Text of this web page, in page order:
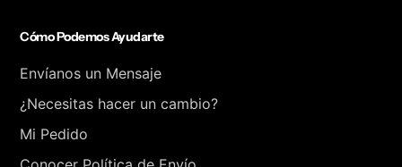
Cómo Podemos Ayudarte
Envíanos un Mensaje
¿Necesitas hacer un cambio?
Mi Pedido